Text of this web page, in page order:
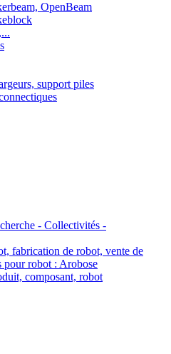
OpenBeam
support piles
- Collectivités -
fabrication de robot, vente de
pour robot : Arobose
composant, robot